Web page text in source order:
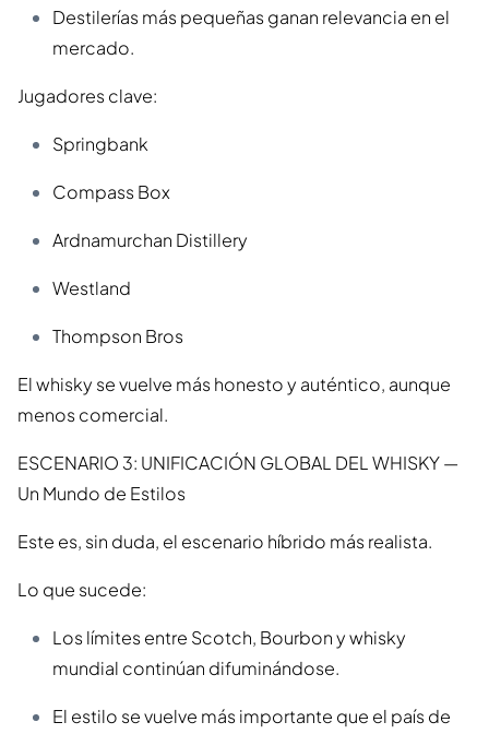
Destilerías más pequeñas ganan relevancia en el
mercado.
Jugadores clave:
Springbank
Compass Box
Ardnamurchan Distillery
Westland
Thompson Bros
El whisky se vuelve más honesto y auténtico, aunque
menos comercial.
ESCENARIO 3: UNIFICACIÓN GLOBAL DEL WHISKY —
Un Mundo de Estilos
Este es, sin duda, el escenario híbrido más realista.
Lo que sucede:
Los límites entre Scotch, Bourbon y whisky
mundial continúan difuminándose.
El estilo se vuelve más importante que el país de